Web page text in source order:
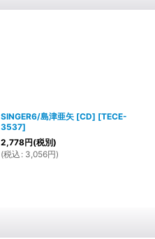
SINGER6/島津亜矢 [CD] [TECE-
3537]
2,778円(税別)
(税込 : 3,056円)